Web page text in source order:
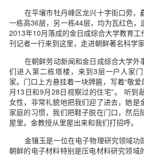
在平壤市牡丹峰区龙兴十字街口旁，
一栋高36层，另一栋44层，均为瓦红色，
2013年10月落成的金日成综合大学教育
刊记者一行来到这里，走进朝鲜著名科学
在朝鲜劳动新闻和金日成综合大学外
们进入第二栋塔楼，来到3层一户人家
家。门口上方悬挂着一块牌匾，写着“敬
月13日和9月28日视察过的住宅”。 听到
女性，非常礼貌地把我们迎了进去，她是
家庭的习惯，我们把鞋子脱在门口，然后
屋里。金教授从里屋出来和我们打招呼。
金镶玉是一位在电子物理研究领域功
朝鲜的电子材料特别是压电材料研究领域